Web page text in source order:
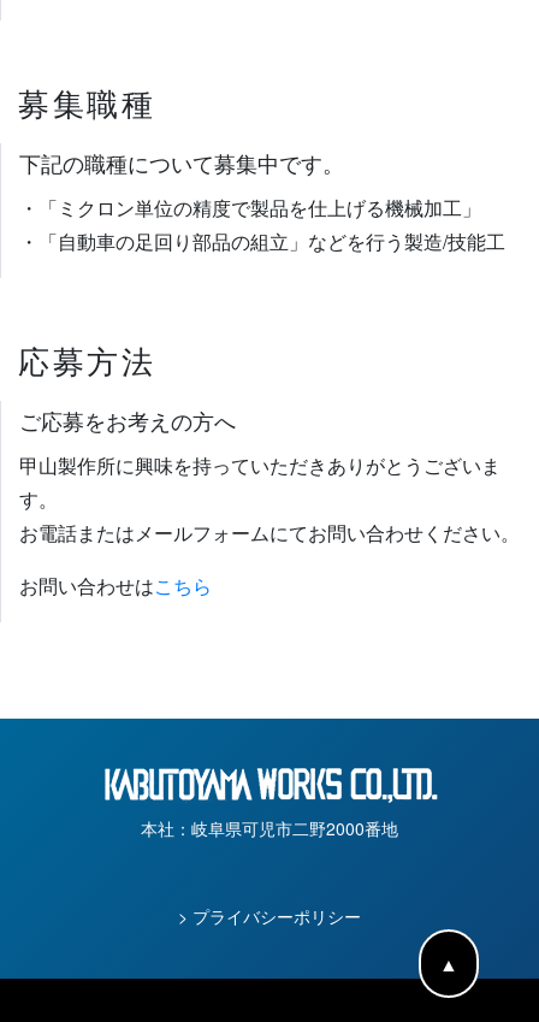
募集職種
下記の職種について募集中です。
・「ミクロン単位の精度で製品を仕上げる機械加工」
・「自動車の足回り部品の組立」などを行う製造/技能工
応募方法
ご応募をお考えの方へ
甲山製作所に興味を持っていただきありがとうございま
す。
お電話またはメールフォームにてお問い合わせください。
お問い合わせはこちら
本社：岐阜県可児市二野2000番地
> プライバシーポリシー
▲